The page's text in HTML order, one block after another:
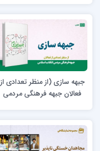
جبهه سازی (از منظر تعدادی از
فعالان جبهه فرهنگی مردمی